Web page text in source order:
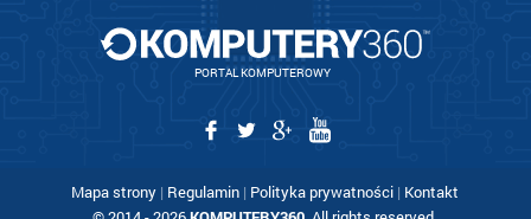
PORTAL KOMPUTEROWY
Mapa strony | Regulamin | Polityka prywatności | Kontakt